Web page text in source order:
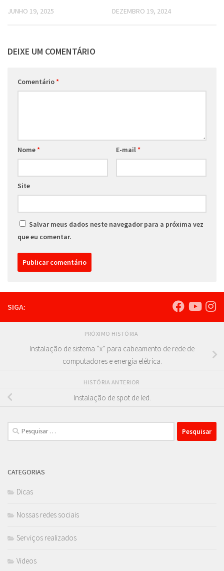
JUNHO 19, 2025 DEZEMBRO 19, 2024
DEIXE UM COMENTÁRIO
Comentário*
Nome* E-mail *
Site
Salvar meus dados neste navegador para a próxima vez
que eu comentar.
SIGA:
PRÓXIMO HISTÓRIA
Instalação de sistema “x” para cabeamento de rede de
computadores e energia elétrica.
HISTÓRIA ANTERIOR
Instalação de spot de led.
Pesquisar
por:
CATEGORIAS
Dicas
Nossas redes sociais
Serviços realizados
Videos